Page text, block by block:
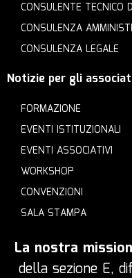
CONSULENTE TECNICO
CONSULENZA
CONSULENZA LEGALE
Notizie per gli
FORMAZIONE
EVENTI ISTITUZIONALI
EVENTI ASSOCIATIVI
WORKSHOP
CONVENZIONI
SALA STAMPA
La nostra
della sezione E,